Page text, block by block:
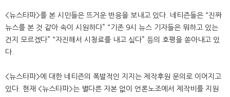
<뉴스타파>를 본 시민들은 뜨거운 반응을 보내고 있다. 네티즌들은 “진짜
뉴스를 본 것 같아 속이 시원하다” “기존 9시 뉴스 기자들은 뭐하고 있는
건지 모르겠다” “자진해서 시청료를 내고 싶다” 등의 호평을 쏟아내고 있
다.
<뉴스타파>에 대한 네티즌의 폭발적인 지지는 제작후원 문의로 이어지고
있다. 현재 <뉴스타파>는 별다른 자본 없이 언론노조에서 제작비를 지원